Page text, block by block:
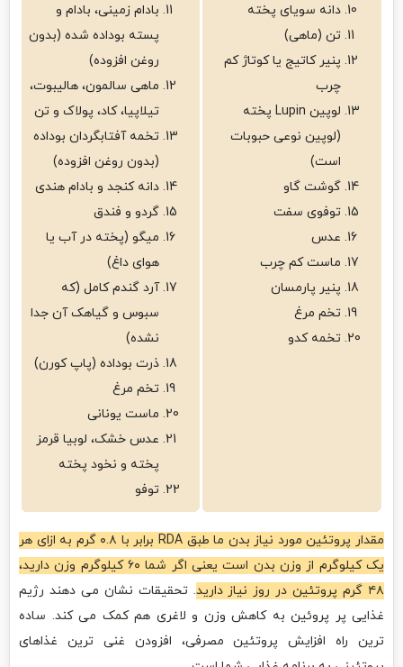
دانه سویای پخته
تن (ماهی)
پنیر کاتیج یا کوتاژ کم
چرب
لوپین Lupin پخته
(لوپین نوعی حبوبات
است)
گوشت گاو
توفوی سفت
عدس
ماست کم چرب
پنیر پارمسان
تخم مرغ
تخمه کدو
بادام زمینی، بادام و
پسته بوداده شده (بدون
روغن افزوده)
ماهی سالمون، هالیبوت،
تیلاپیا، کاد، پولاک و تن
تخمه آفتابگردان بوداده
(بدون روغن افزوده)
دانه کنجد و بادام هندی
گردو و فندق
میگو (پخته در آب یا
هوای داغ)
آرد گندم کامل (که
سبوس و گیاهک آن جدا
نشده)
ذرت بوداده (پاپ کورن)
تخم مرغ
ماست یونانی
عدس خشک، لوبیا قرمز
پخته و نخود پخته
توفو
مقدار پروتئین مورد نیاز بدن ما طبق RDA برابر با ۰.۸ گرم به ازای هر
یک کیلوگرم از وزن بدن است یعنی اگر شما ۶۰ کیلوگرم وزن دارید،
۴۸ گرم پروتئین در روز نیاز دارید
. تحقیقات نشان می دهند رژیم
غذایی پر پروئین به کاهش وزن و لاغری هم کمک می کند. ساده
ترین راه افزایش پروتئین مصرفی، افزودن غنی ترین غذاهای